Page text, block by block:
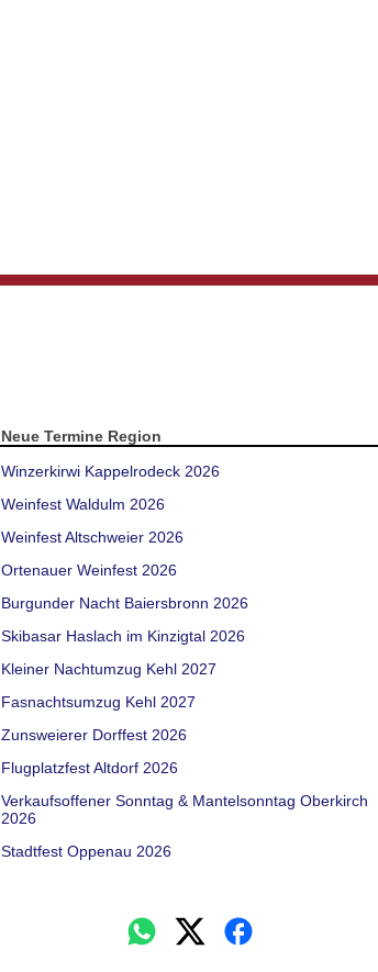
Neue Termine Region
Winzerkirwi Kappelrodeck 2026
Weinfest Waldulm 2026
Weinfest Altschweier 2026
Ortenauer Weinfest 2026
Burgunder Nacht Baiersbronn 2026
Skibasar Haslach im Kinzigtal 2026
Kleiner Nachtumzug Kehl 2027
Fasnachtsumzug Kehl 2027
Zunsweierer Dorffest 2026
Flugplatzfest Altdorf 2026
Verkaufsoffener Sonntag & Mantelsonntag Oberkirch
2026
Stadtfest Oppenau 2026